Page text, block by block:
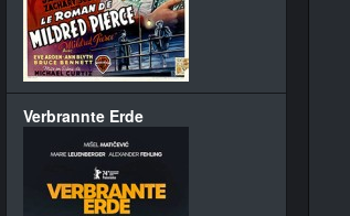
Verbrannte Erde